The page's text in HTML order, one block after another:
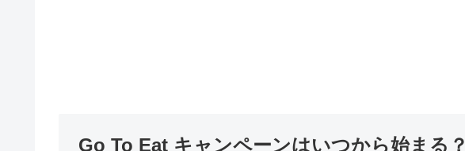
Go To Eat キャンペーンはいつから始まる？